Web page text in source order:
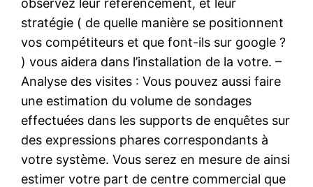
observez leur référencement, et leur
stratégie ( de quelle manière se positionnent
vos compétiteurs et que font-ils sur google ?
) vous aidera dans l’installation de la votre. –
Analyse des visites : Vous pouvez aussi faire
une estimation du volume de sondages
effectuées dans les supports de enquêtes sur
des expressions phares correspondants à
votre système. Vous serez en mesure de ainsi
estimer votre part de centre commercial que